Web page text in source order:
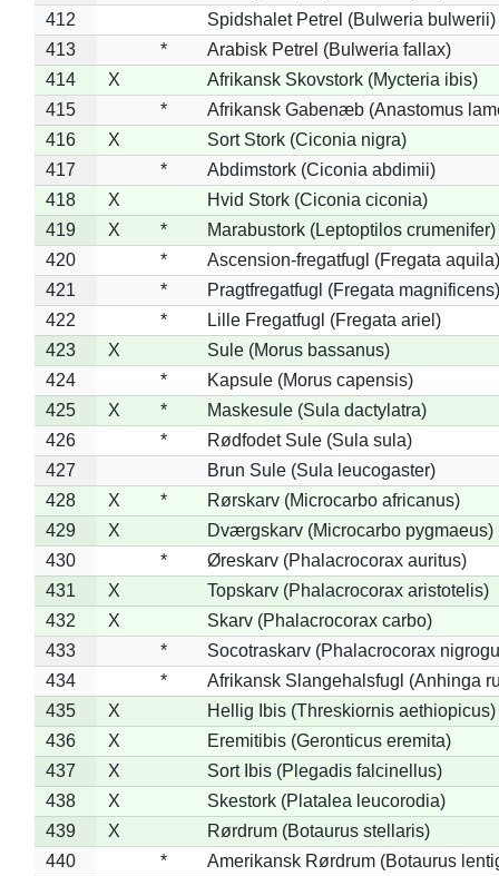
412
Spidshalet Petrel (Bulweria bulwerii)
413
*
Arabisk Petrel (Bulweria fallax)
414
X
Afrikansk Skovstork (Mycteria ibis)
415
*
Afrikansk Gabenæb (Anastomus
416
X
Sort Stork (Ciconia nigra)
417
*
Abdimstork (Ciconia abdimii)
418
X
Hvid Stork (Ciconia ciconia)
419
X *
Marabustork (Leptoptilos crumenifer)
420
*
Ascension-fregatfugl (Fregata aquila)
421
*
Pragtfregatfugl (Fregata magnificens)
422
*
Lille Fregatfugl (Fregata ariel)
423
X
Sule (Morus bassanus)
424
*
Kapsule (Morus capensis)
425
X *
Maskesule (Sula dactylatra)
426
*
Rødfodet Sule (Sula sula)
427
Brun Sule (Sula leucogaster)
428
X *
Rørskarv (Microcarbo africanus)
429
X
Dværgskarv (Microcarbo pygmaeus)
430
*
Øreskarv (Phalacrocorax auritus)
431
X
Topskarv (Phalacrocorax aristotelis)
432
X
Skarv (Phalacrocorax carbo)
433
*
Socotraskarv (Phalacrocorax
434
*
Afrikansk Slangehalsfugl (Anhinga
435
X
Hellig Ibis (Threskiornis aethiopicus)
436
X
Eremitibis (Geronticus eremita)
437
X
Sort Ibis (Plegadis falcinellus)
438
X
Skestork (Platalea leucorodia)
439
X
Rørdrum (Botaurus stellaris)
440
*
Amerikansk Rørdrum (Botaurus